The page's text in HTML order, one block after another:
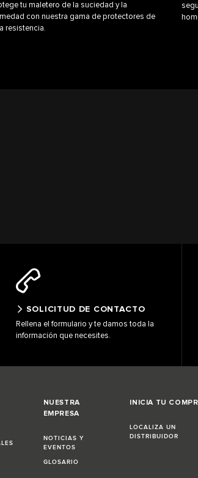
tu maletero de la suciedad y la
con nuestra gama de protectores de
resistencia.
SOLICITUD DE CONTACTO
Rellena el formulario y te damos toda la
información que necesites.
NUESTRA
EMPRESA
NOTICIAS Y
EVENTOS
GLOSARIO
INICIA TU
LOCALIZA UN
DISTRIBUIDOR